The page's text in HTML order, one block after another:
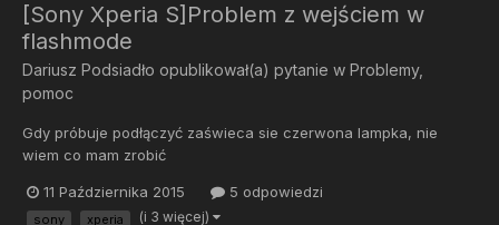
[Sony Xperia S]Problem z wejściem w
flashmode
Dariusz Podsiadło opublikował(a) pytanie w Problemy,
pomoc
Gdy próbuje podłączyć zaświeca sie czerwona lampka, nie
wiem co mam zrobić
11 Października 2015 5 odpowiedzi
sony xperia (i 3 więcej)